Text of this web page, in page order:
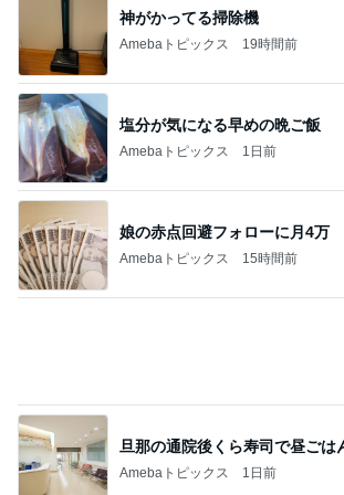
障害あってもオシャレ大好きな娘
Amebaトピックス
記事を読む